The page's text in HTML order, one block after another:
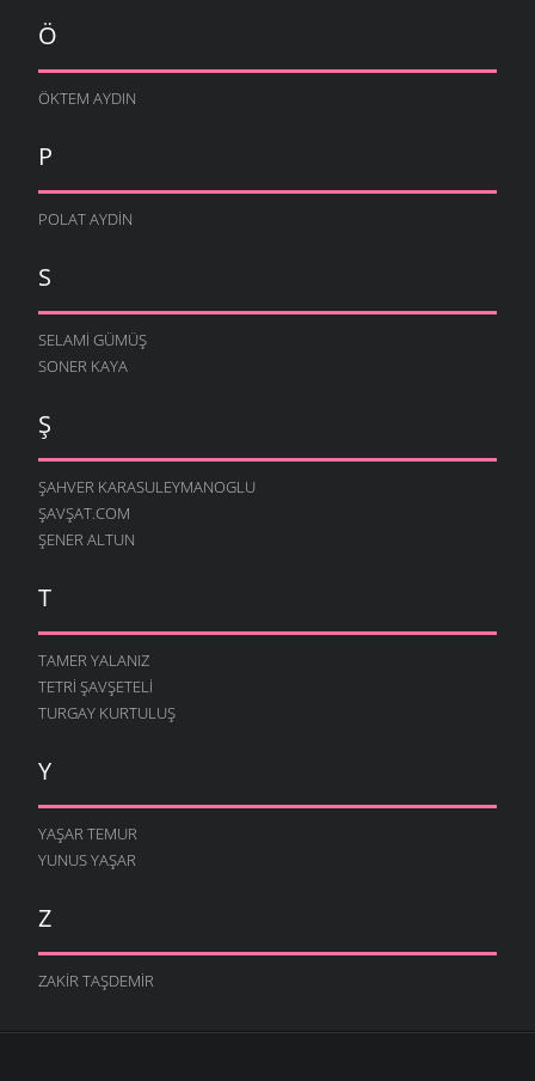
Ö
ÖKTEM AYDIN
P
POLAT AYDIN
S
SELAMI GÜMÜŞ
SONER KAYA
Ş
ŞAHVER KARASULEYMANOGLU
ŞAVŞAT.COM
ŞENER ALTUN
T
TAMER YALANIZ
TETRI ŞAVŞETELI
TURGAY KURTULUŞ
Y
YAŞAR TEMUR
YUNUS YAŞAR
Z
ZAKIR TAŞDEMIR